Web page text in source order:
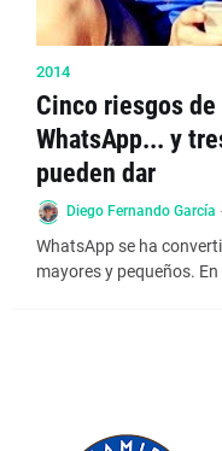
2014
Cinco riesgos
WhatsApp... y
pueden dar
Diego Fernando García
WhatsApp se ha
mayores y pequeños.